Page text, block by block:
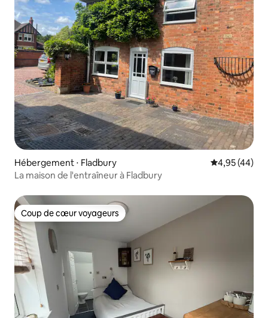
Hébergement ⋅ Fladbury Évaluation
4,95 (44)
La maison de l'entraîneur à Fladbury
Coup de cœur voyageurs
Coup de cœur voyageurs